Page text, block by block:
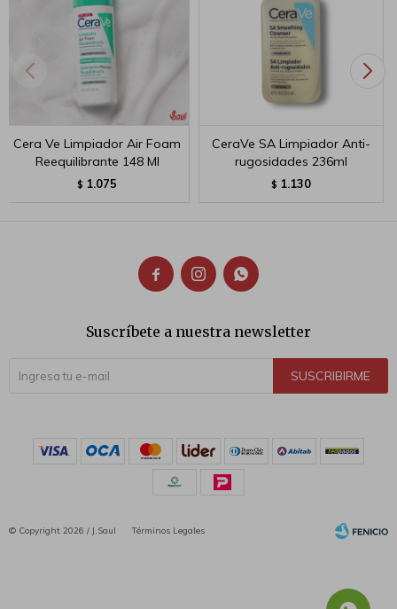
Cera Ve Limpiador Air Foam
Reequilibrante 148 Ml
$ 1.075
CeraVe SA Limpiador Anti-
rugosidades 236ml
$ 1.130
  
Suscríbete a nuestra newsletter
SUSCRIBIRME
© Copyright 2026 / J.Saul Términos Legales